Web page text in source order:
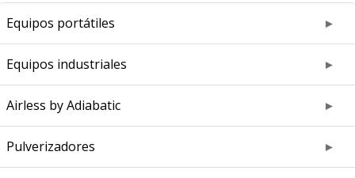
Equipos portátiles
Equipos industriales
Airless by Adiabatic
Pulverizadores